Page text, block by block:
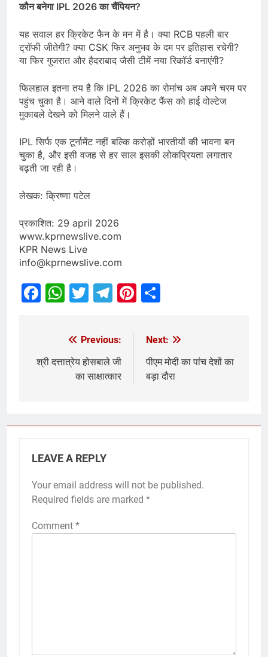
कौन बनेगा IPL 2026का चैंपियन?
यह सवाल हर क्रिकेट फैन के मन में है। क्या RCB पहली बार
ट्रॉफी जीतेगी? क्या CSK फिर अनुभव के दम पर इतिहास रचेगी?
या फिर गुजरात और हैदराबाद जैसी टीमें नया रिकॉर्ड बनाएंगी?
फिलहाल इतना तय है कि IPL 2026 का रोमांच अब अपने चरम पर
पहुंच चुका है। आने वाले दिनों में क्रिकेट फैंस को हाई वोल्टेज
मुकाबले देखने को मिलने वाले हैं।
IPL सिर्फ एक टूर्नामेंट नहीं बल्कि करोड़ों भारतीयों की भावना बन
चुका है, और इसी वजह से हर साल इसकी लोकप्रियता लगातार
बढ़ती जा रही है।
लेखक: क्रिष्णा पटेल
प्रकाशित: 29 april 2026
www.kprnewslive.com
KPR News Live
info@kprnewslive.com
Facebook
WhatsApp
Twitter
Telegram
Pinterest
Previous:
श्री दत्तात्रेय होसबाले जी
का साक्षात्कार
Next:
पीएम मोदी का पांच देशों का
बड़ा दौरा
LEAVE A REPLY
Your email address will not be published.
Required fields are marked *
Comment *